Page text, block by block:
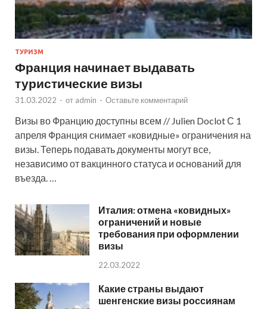
ТУРИЗМ
Франция начинает выдавать
туристические визы
31.03.2022 - от admin - Оставьте комментарий
Визы во Францию доступны всем // Julien Doclot С 1
апреля Франция снимает «ковидные» ограничения на
визы. Теперь подавать документы могут все,
независимо от вакцинного статуса и оснований для
въезда. …
Италия: отмена «ковидных»
ограничений и новые
требования при оформлении
визы
22.03.2022
Какие страны выдают
шенгенские визы россиянам